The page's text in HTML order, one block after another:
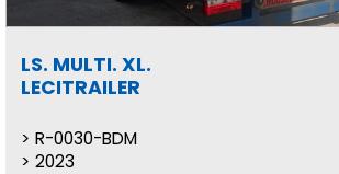
LS. MULTI. XL.
LECITRAILER
R-0030-BDM
2023